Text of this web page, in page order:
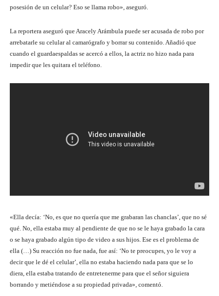
posesión de un celular? Eso se llama robo», aseguró.
La reportera aseguró que Aracely Arámbula puede ser acusada de robo por
arrebatarle su celular al camarógrafo y borrar su contenido. Añadió que
cuando el guardaespaldas se acercó a ellos, la actriz no hizo nada para
impedir que les quitara el teléfono.
«Ella decía: ‘No, es que no quería que me grabaran las chanclas’, que no sé
qué. No, ella estaba muy al pendiente de que no se le haya grabado la cara
o se haya grabado algún tipo de video a sus hijos. Ese es el problema de
ella (…) Su reacción no fue nada, fue así: ‘No te preocupes, yo le voy a
decir que le dé el celular’, ella no estaba haciendo nada para que se lo
diera, ella estaba tratando de entretenerme para que el señor siguiera
borrando y metiéndose a su propiedad privada», comentó.